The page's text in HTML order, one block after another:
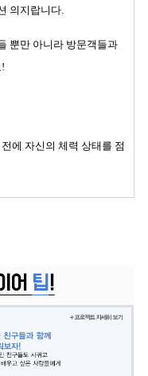
의지랍니다.
뿐만 아니라 방문객들과
에 자신의 체력 상태를 점